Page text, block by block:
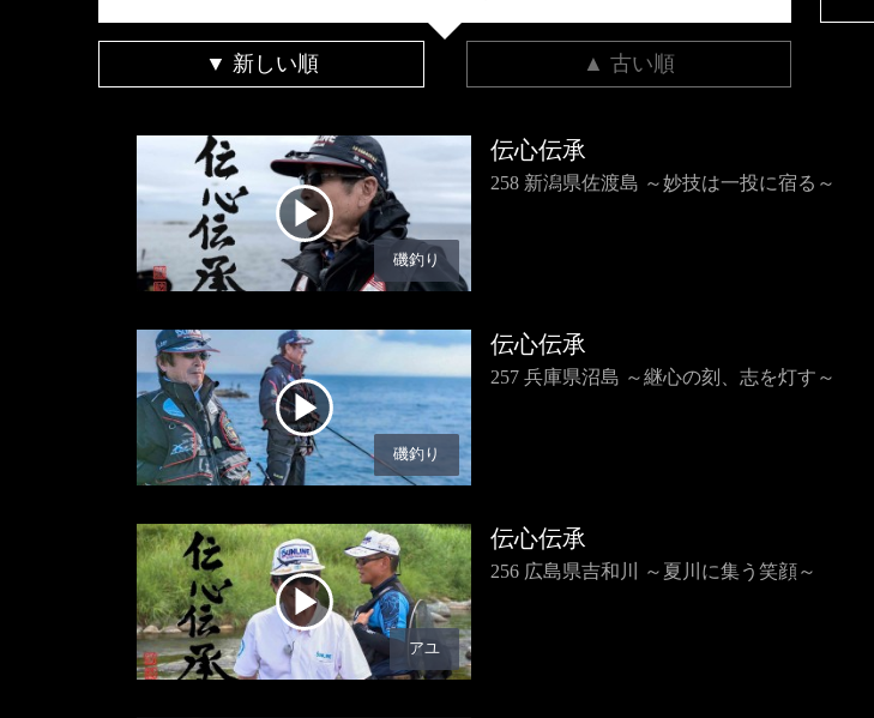
▼ 新しい順 ▲ 古い順
磯釣り
伝心伝承
258 新潟県佐渡島 ～妙技は一投に宿る～
磯釣り
伝心伝承
257 兵庫県沼島 ～継心の刻、志を灯す～
アユ
伝心伝承
256 広島県吉和川 ～夏川に集う笑顔～